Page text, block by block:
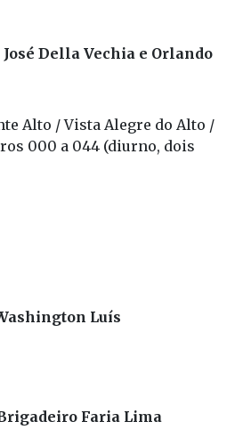
José Della Vechia e Orlando
Alto / Vista Alegre do Alto /
000 a 044 (diurno, dois
Luís
Faria Lima